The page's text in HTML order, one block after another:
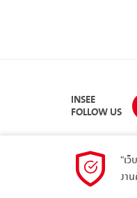
INSEE
FOLLOW US
© 2023 Siam
"เ
งา